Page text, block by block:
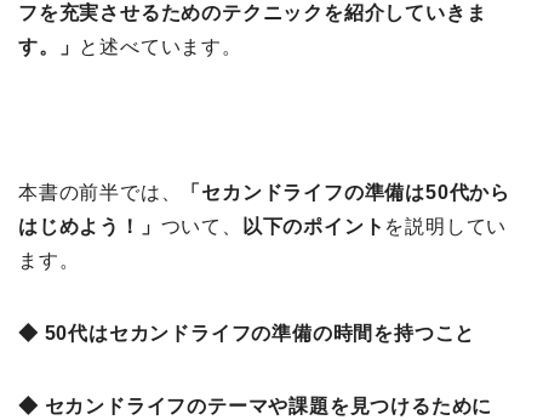
フを充実させるためのテクニックを紹介していきま
す。」 と述べています。
本書の前半では、
「セカンドライフの準備は50代から
はじめよう！
」 ついて、 以下のポイント を説明してい
ます。
◆ 50代はセカンドライフの準備の時間を持つこと
◆ セカンドライフのテーマや課題を見つけるために